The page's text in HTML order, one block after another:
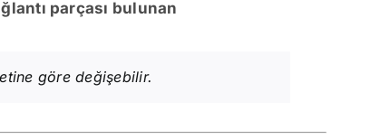
parçası bulunan
göre değişebilir.